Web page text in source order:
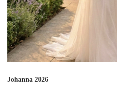
Johanna 2026